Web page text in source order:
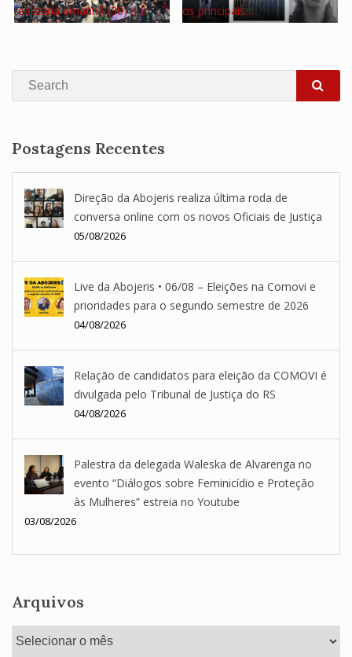
realizada amanhã (30) a…
os principais…
Search
Postagens Recentes
Direção da Abojeris realiza última roda de
conversa online com os novos Oficiais de Justiça
05/08/2026
Live da Abojeris • 06/08 – Eleições na Comovi e
prioridades para o segundo semestre de 2026
04/08/2026
Relação de candidatos para eleição da COMOVI é
divulgada pelo Tribunal de Justiça do RS
04/08/2026
Palestra da delegada Waleska de Alvarenga no
evento “Diálogos sobre Feminicídio e Proteção
às Mulheres” estreia no Youtube
03/08/2026
Arquivos
Arquivos